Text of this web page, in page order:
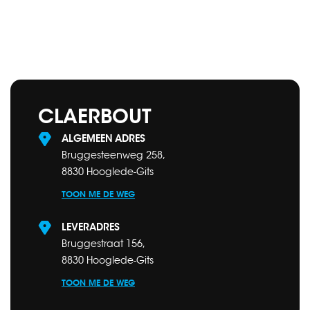
CLAERBOUT
ALGEMEEN ADRES
Bruggesteenweg 258,
8830 Hooglede-Gits
TOON ME DE WEG
LEVERADRES
Bruggestraat 156,
8830 Hooglede-Gits
TOON ME DE WEG